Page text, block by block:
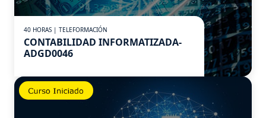
40 HORAS | TELEFORMACIÓN
CONTABILIDAD INFORMATIZADA-
ADGD0046